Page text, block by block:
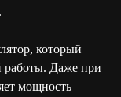
который
работы. Даже при
мощность